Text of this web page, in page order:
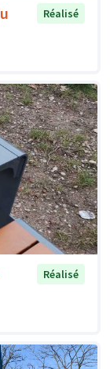
Réalisé
Réalisé